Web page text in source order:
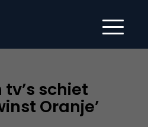
tv’s schiet
Oranje’